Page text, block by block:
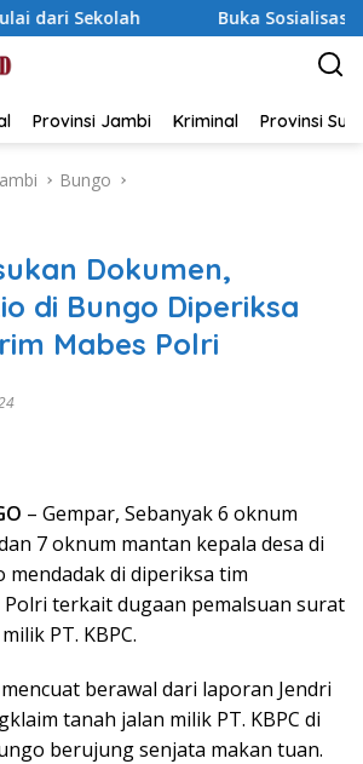
Buka Sosialisasi Akbar
Provinsi Jambi Kriminal Provinsi
Bungo
Dokumen,
di Bungo Diperiksa
Mabes Polri
– Gempar, Sebanyak 6 oknum
7 oknum mantan kepala desa di
mendadak di diperiksa tim
terkait dugaan pemalsuan surat
PT. KBPC.
berawal dari laporan Jendri
tanah jalan milik PT. KBPC di
berujung senjata makan tuan.